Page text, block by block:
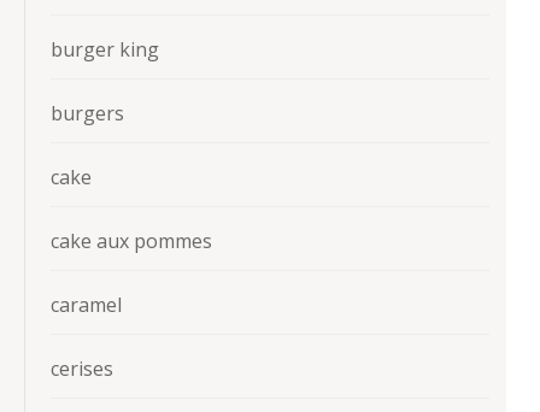
burger king
burgers
cake
cake aux pommes
caramel
cerises